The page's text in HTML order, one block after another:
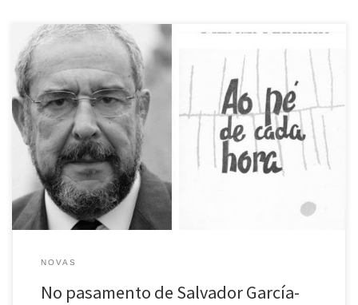
O Facho sinte un profundo pesar ante o pasamento de Salvador
Garcia-Bodaño, unha persoa que colaborou con esta Agrupación
Cultural desde os seus primeiros tempos dun xeito desinteresado e
xeneroso. Salvador García- Bodaño ((1935- 2023) foi membro dunha
xeneración –a das Festas Minervais– que se manifesta a finales dos 50.
[…]
NOVAS
No pasamento de Salvador García-